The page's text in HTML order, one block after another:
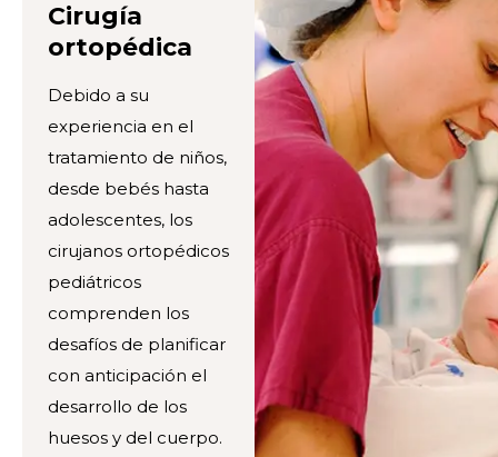
Cirugía
ortopédica
Debido a su
experiencia en el
tratamiento de niños,
desde bebés hasta
adolescentes, los
cirujanos ortopédicos
pediátricos
comprenden los
desafíos de planificar
con anticipación el
desarrollo de los
huesos y del cuerpo.